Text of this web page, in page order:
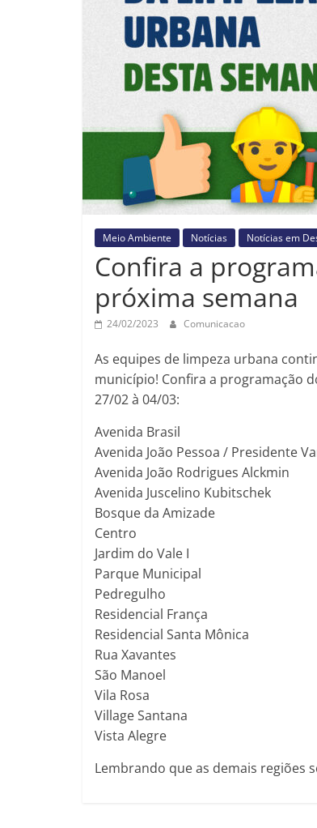
Meio Ambiente Notícias Notícias em
Confira a
próxima semana
24/02/2023 Comunicacao
As equipes de limpeza urbana
município! Confira a programação
27/02 à 04/03:
Avenida Brasil
Avenida João Pessoa / Presidente
Avenida João Rodrigues Alckmin
Avenida Juscelino Kubitschek
Bosque da Amizade
Centro
Jardim do Vale I
Parque Municipal
Pedregulho
Residencial França
Residencial Santa Mônica
Rua Xavantes
São Manoel
Vila Rosa
Village Santana
Vista Alegre
Lembrando que as demais regiões